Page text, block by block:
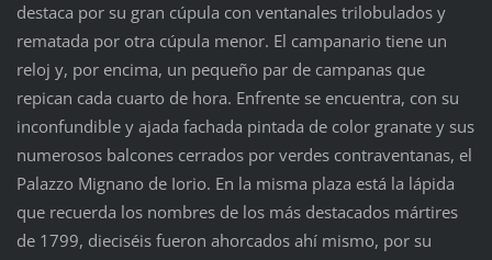
destaca por su gran cúpula con ventanales trilobulados y
rematada por otra cúpula menor. El campanario tiene un
reloj y, por encima, un pequeño par de campanas que
repican cada cuarto de hora. Enfrente se encuentra, con su
inconfundible y ajada fachada pintada de color granate y sus
numerosos balcones cerrados por verdes contraventanas, el
Palazzo Mignano de Iorio. En la misma plaza está la lápida
que recuerda los nombres de los más destacados mártires
de 1799, dieciséis fueron ahorcados ahí mismo, por su